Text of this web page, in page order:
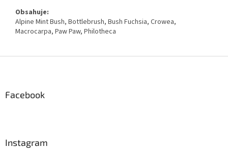
Obsahuje:
Alpine Mint Bush, Bottlebrush, Bush Fuchsia, Crowea,
Macrocarpa, Paw Paw, Philotheca
Facebook
Instagram